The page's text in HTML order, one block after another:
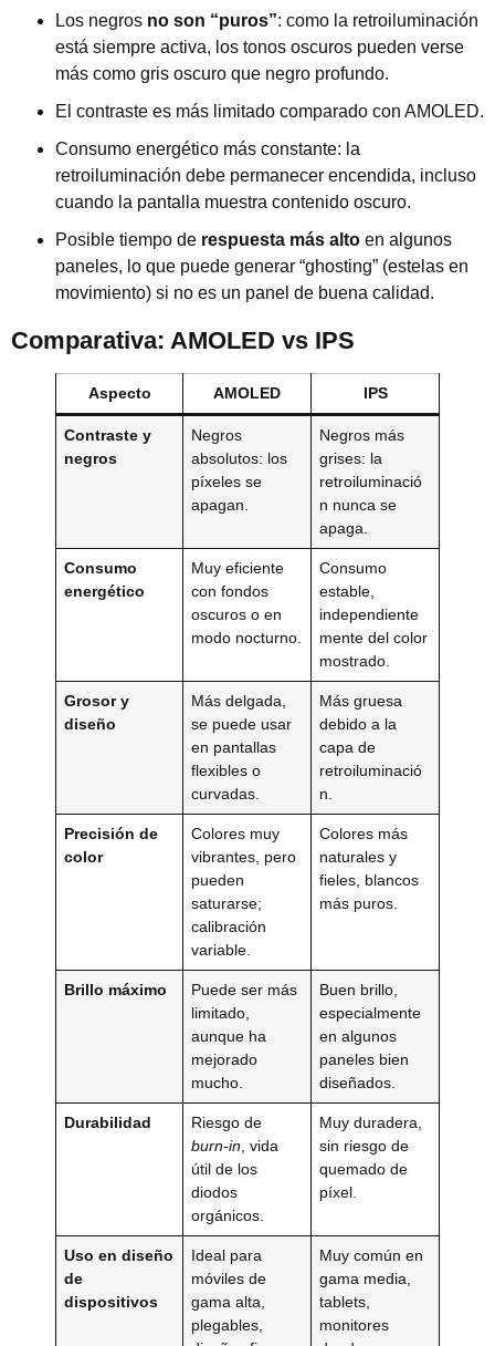
Los negros no son “puros”: como la retroiluminación
está siempre activa, los tonos oscuros pueden verse
más como gris oscuro que negro profundo.
El contraste es más limitado comparado con AMOLED.
Consumo energético más constante: la
retroiluminación debe permanecer encendida, incluso
cuando la pantalla muestra contenido oscuro.
Posible tiempo de respuesta más alto en algunos
paneles, lo que puede generar “ghosting” (estelas en
movimiento) si no es un panel de buena calidad.
Comparativa: AMOLED vs IPS
Aspecto AMOLED IPS
Contraste y
negros
Negros
absolutos: los
píxeles se
apagan.
Negros más
grises: la
retroiluminació
n nunca se
apaga.
Consumo
energético
Muy eficiente
con fondos
oscuros o en
modo nocturno.
Consumo
estable,
independiente
mente del color
mostrado.
Grosor y
diseño
Más delgada,
se puede usar
en pantallas
flexibles o
curvadas.
Más gruesa
debido a la
capa de
retroiluminació
n.
Precisión de
color
Colores muy
vibrantes, pero
pueden
saturarse;
calibración
variable.
Colores más
naturales y
fieles, blancos
más puros.
Brillo máximo
Puede ser más
limitado,
aunque ha
mejorado
mucho.
Buen brillo,
especialmente
en algunos
paneles bien
diseñados.
Durabilidad
Riesgo de
burn-in, vida
útil de los
diodos
orgánicos.
Muy duradera,
sin riesgo de
quemado de
píxel.
Uso en diseño
de
dispositivos
Ideal para
móviles de
gama alta,
plegables,
Muy común en
gama media,
tablets,
monitores